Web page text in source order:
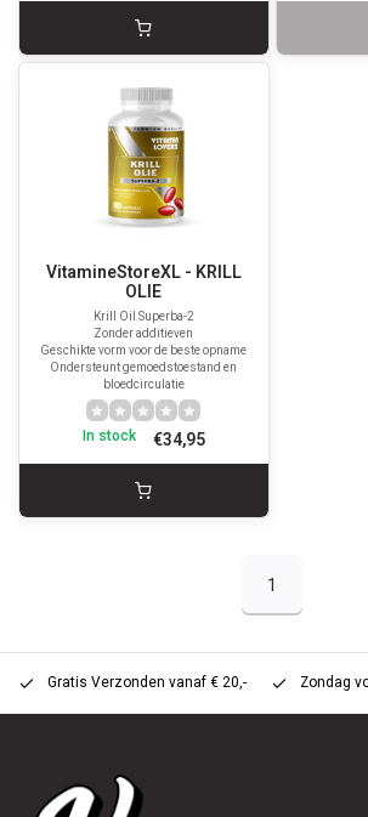
VitamineStoreXL - KRILL
OLIE
Krill Oil Superba-2
Zonder additieven
Geschikte vorm voor de beste opname
Ondersteunt gemoedstoestand en
bloedcirculatie
€34,95
In stock
1
Gratis Verzonden vanaf € 20,- Zondag